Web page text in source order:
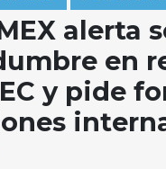
alerta
en
y pide